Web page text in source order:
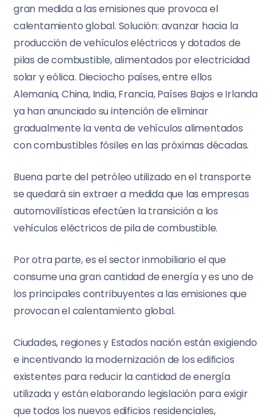
gran medida a las emisiones que provoca el
calentamiento global. Solución: avanzar hacia la
producción de vehículos eléctricos y dotados de
pilas de combustible, alimentados por electricidad
solar y eólica. Dieciocho países, entre ellos
Alemania, China, India, Francia, Países Bajos e Irlanda
ya han anunciado su intención de eliminar
gradualmente la venta de vehículos alimentados
con combustibles fósiles en las próximas décadas.
Buena parte del petróleo utilizado en el transporte
se quedará sin extraer a medida que las empresas
automovilísticas efectúen la transición a los
vehículos eléctricos de pila de combustible.
Por otra parte, es el sector inmobiliario el que
consume una gran cantidad de energía y es uno de
los principales contribuyentes a las emisiones que
provocan el calentamiento global.
Ciudades, regiones y Estados nación están exigiendo
e incentivando la modernización de los edificios
existentes para reducir la cantidad de energía
utilizada y están elaborando legislación para exigir
que todos los nuevos edificios residenciales,